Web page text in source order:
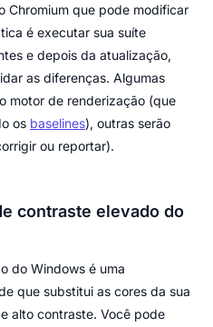
Chromium que pode modificar
é executar sua suíte
e depois da atualização,
as diferenças. Algumas
motor de renderização (que
os baselines), outras serão
ou reportar).
contraste elevado do
do Windows é uma
que substitui as cores da sua
alto contraste. Você pode